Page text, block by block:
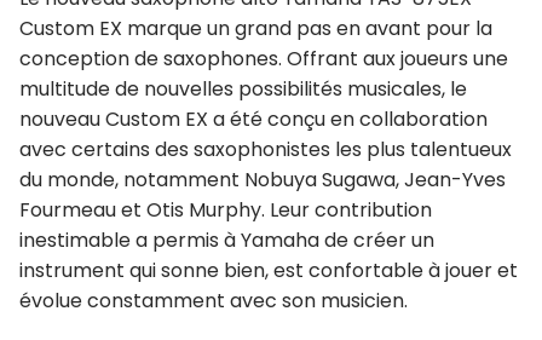
Custom EX marque un grand pas en avant pour la
conception de saxophones. Offrant aux joueurs une
multitude de nouvelles possibilités musicales, le
nouveau Custom EX a été conçu en collaboration
avec certains des saxophonistes les plus talentueux
du monde, notamment Nobuya Sugawa, Jean-Yves
Fourmeau et Otis Murphy. Leur contribution
inestimable a permis à Yamaha de créer un
instrument qui sonne bien, est confortable à jouer et
évolue constamment avec son musicien.